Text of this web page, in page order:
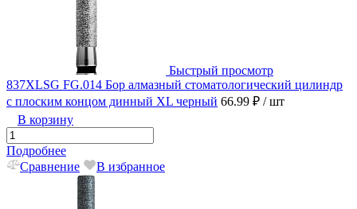
Быстрый просмотр
837XLSG FG.014 Бор алмазный стоматологический цилиндр
с плоским концом динный XL черный 66.99 ₽ / шт
В корзину
Подробнее
Сравнение
В избранное